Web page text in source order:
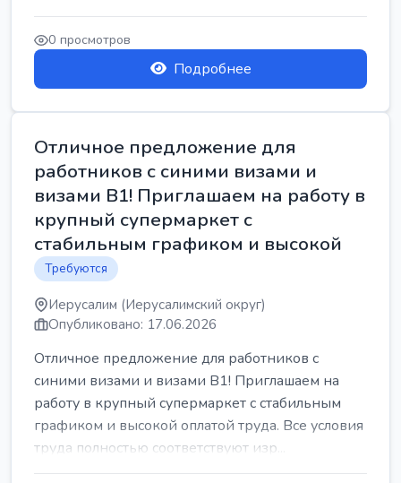
0 просмотров
Подробнее
Отличное предложение для
работников с синими визами и
визами B1! Приглашаем на работу в
крупный супермаркет с
стабильным графиком и высокой
Требуются
Иерусалим (Иерусалимский округ)
Опубликовано: 17.06.2026
Отличное предложение для работников с
синими визами и визами B1! Приглашаем на
работу в крупный супермаркет с стабильным
графиком и высокой оплатой труда. Все условия
труда полностью соответствуют изр...